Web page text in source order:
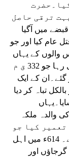
ترقی حاصل
قبضے میں آگیا
عام کیا اور جو
والوں کے یہاں
پر اقتدار کا سلسلہ اسکندر کے قبضے تک جاری رہا جو 332 ق م
گئے۔ان کے ایک
شہر کو بالکل تباہ کر دیا
والدہ ملکہ
تعمیر کیا جو
”کنیسة القیامة“ کے نام سے مشہور ہے۔ 614ء میں اہل
اور